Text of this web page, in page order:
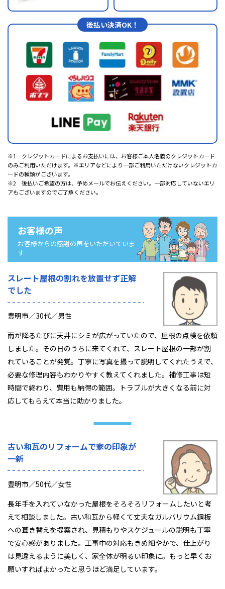
後払い決済OK！
※1 クレジットカードによるお支払いには、お客様ご本人名義のクレジットカード
のみご利用いただけます。※エリアなどにより一部ご利用いただけないクレジットカ
ードの種類がございます。
※2 後払いご希望の方は、予めメールでお伝えください。一部対応していないエリ
アもございますのでご了承ください。
お客様の声
お客様からの感謝の声をいただいていま
す
スレート屋根の割れを放置せず正解
でした
豊明市／30代／男性
雨が降るたびに天井にシミが広がっていたので、屋根の点検を依頼
しました。その日のうちに来てくれて、スレート屋根の一部が割
れていることが発覚。丁寧に写真を撮って説明してくれたうえで、
必要な修理内容もわかりやすく教えてくれました。補修工事は短
時間で終わり、費用も納得の範囲。トラブルが大きくなる前に対
応してもらえて本当に助かりました。
古い和瓦のリフォームで家の印象が
一新
豊明市／50代／女性
長年手を入れていなかった屋根をそろそろリフォームしたいと考
えて相談しました。古い和瓦から軽くて丈夫なガルバリウム鋼板
への葺き替えを提案され、見積もりやスケジュールの説明も丁寧
で安心感がありました。工事中の対応もきめ細やかで、仕上がり
は見違えるように美しく、家全体が明るい印象に。もっと早くお
願いすればよかったと思うほど満足しています。